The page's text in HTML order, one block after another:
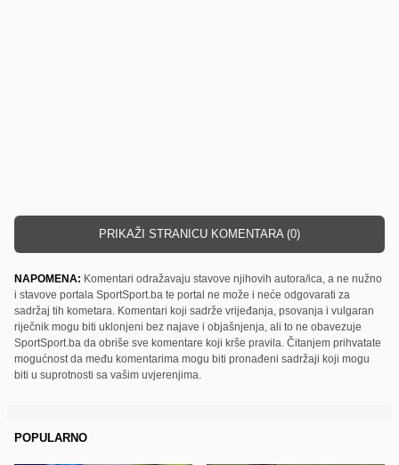
PRIKAŽI STRANICU KOMENTARA (0)
NAPOMENA: Komentari odražavaju stavove njihovih autora/ica, a ne nužno
i stavove portala SportSport.ba te portal ne može i neće odgovarati za
sadržaj tih kometara. Komentari koji sadrže vrijeđanja, psovanja i vulgaran
riječnik mogu biti uklonjeni bez najave i objašnjenja, ali to ne obavezuje
SportSport.ba da obriše sve komentare koji krše pravila. Čitanjem prihvatate
mogućnost da među komentarima mogu biti pronađeni sadržaji koji mogu
biti u suprotnosti sa vašim uvjerenjima.
POPULARNO